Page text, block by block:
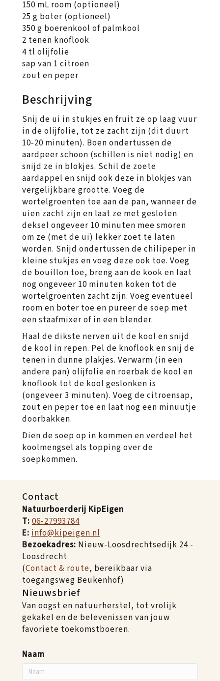
150 mL room (optioneel)
25 g boter (optioneel)
350 g boerenkool of palmkool
2 tenen knoflook
4 tl olijfolie
sap van 1 citroen
zout en peper
Beschrijving
Snij de ui in stukjes en fruit ze op laag vuur
in de olijfolie, tot ze zacht zijn (dit duurt
10-20 minuten). Boen ondertussen de
aardpeer schoon (schillen is niet nodig) en
snijd ze in blokjes. Schil de zoete
aardappel en snijd ook deze in blokjes van
vergelijkbare grootte. Voeg de
wortelgroenten toe aan de pan, wanneer de
uien zacht zijn en laat ze met gesloten
deksel ongeveer 10 minuten mee smoren
om ze (met de ui) lekker zoet te laten
worden. Snijd ondertussen de chilipeper in
kleine stukjes en voeg deze ook toe. Voeg
de bouillon toe, breng aan de kook en laat
nog ongeveer 10 minuten koken tot de
wortelgroenten zacht zijn. Voeg eventueel
room en boter toe en pureer de soep met
een staafmixer of in een blender.
Haal de dikste nerven uit de kool en snijd
de kool in repen. Pel de knoflook en snij de
tenen in dunne plakjes. Verwarm (in een
andere pan) olijfolie en roerbak de kool en
knoflook tot de kool geslonken is
(ongeveer 3 minuten). Voeg de citroensap,
zout en peper toe en laat nog een minuutje
doorbakken.
Dien de soep op in kommen en verdeel het
koolmengsel als topping over de
soepkommen.
Contact
Natuurboerderij KipEigen
T:06-27993784
E:info@kipeigen.nl
Bezoekadres: Nieuw-Loosdrechtsedijk 24 -
Loosdrecht
(Contact & route, bereikbaar via
toegangsweg Beukenhof)
Nieuwsbrief
Van oogst en natuurherstel, tot vrolijk
gekakel en de belevenissen van jouw
favoriete toekomstboeren.
Naam